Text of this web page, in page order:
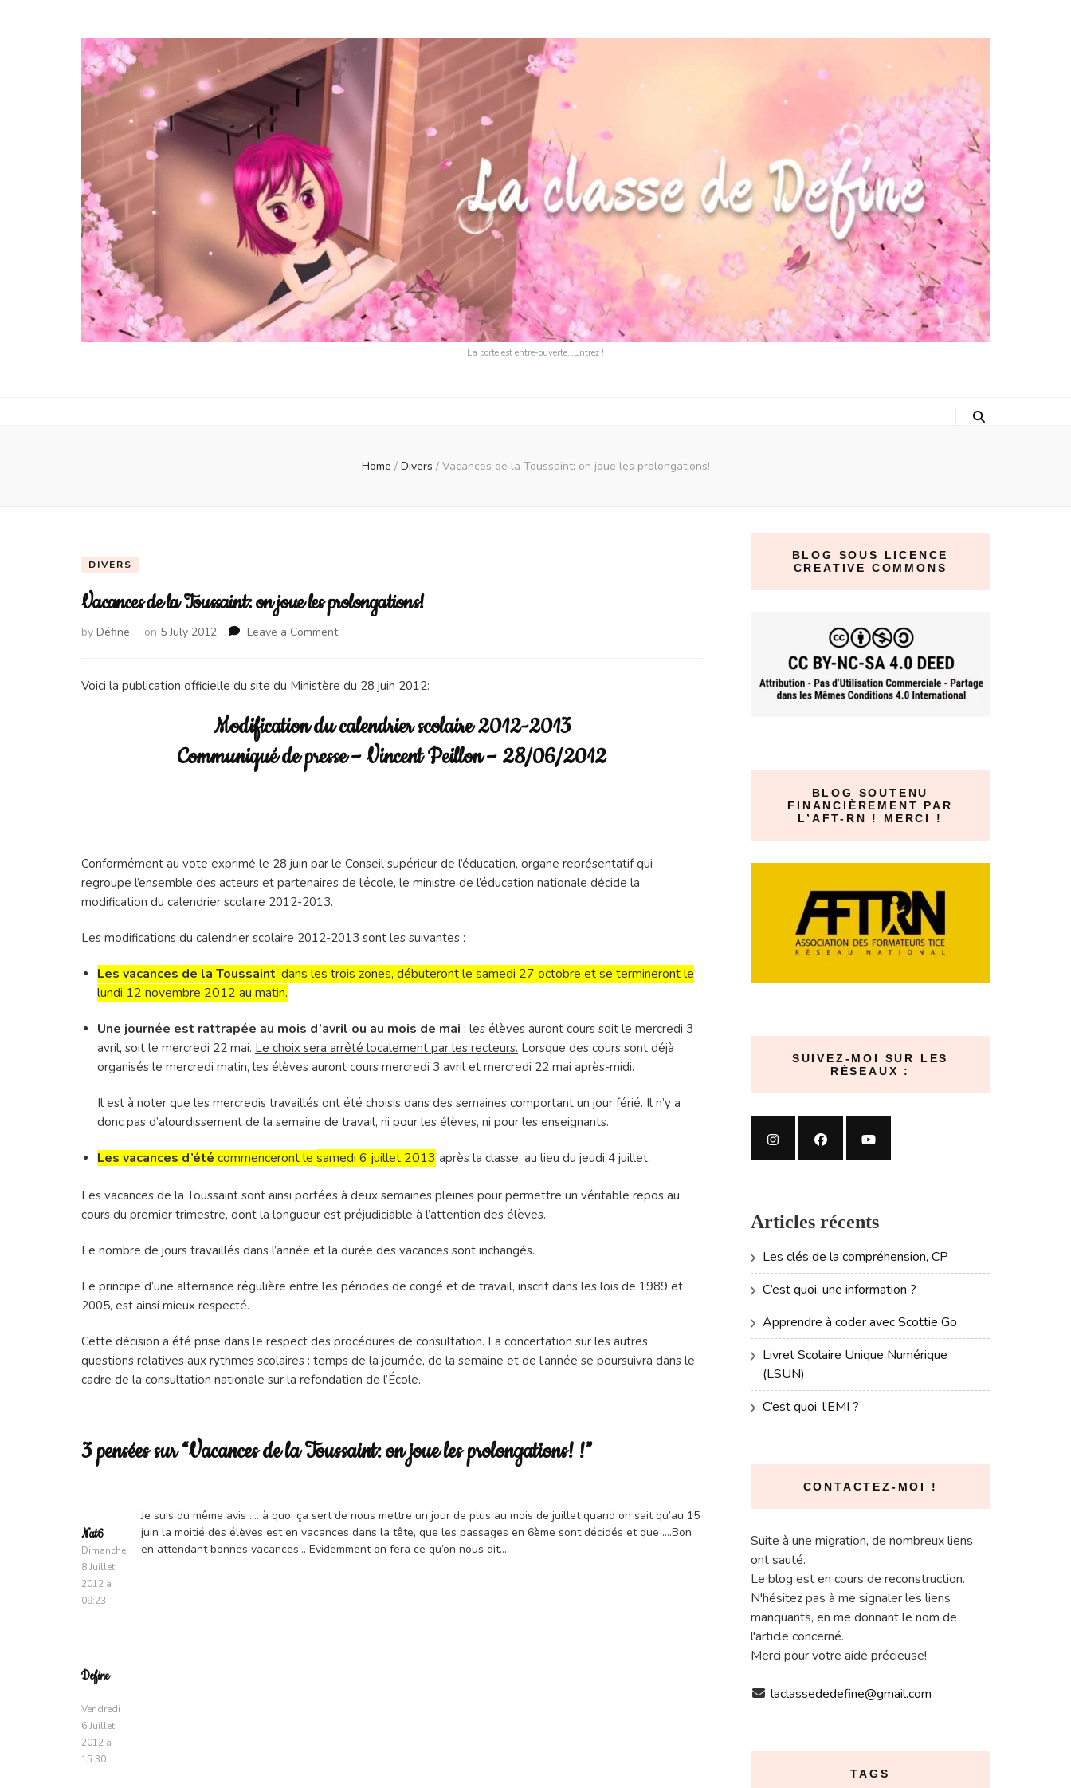
La porte est entre-ouverte…Entrez !
Home / Divers / Vacances de la Toussaint: on joue les prolongations!
DIVERS
Vacances de la Toussaint: on joue les prolongations!
by Défine on 5 July 2012 Leave a Commenton
la
joue
prolongations!
Voici la publication officielle du site du Ministère du 28 juin 2012:
Modification du calendrier scolaire 2012-2013
Communiqué de presse – Vincent Peillon– 28/06/2012
Conformément au vote exprimé le 28 juin par le Conseil supérieur de l’éducation, organe représentatif qui
regroupe l’ensemble des acteurs et partenaires de l’école, le ministre de l’éducation nationale décide la
modification du calendrier scolaire 2012-2013.
Les modifications du calendrier scolaire 2012-2013 sont les suivantes :
Les vacances de la Toussaint, dans les trois zones, débuteront le samedi 27 octobre et se termineront le
lundi 12 novembre 2012 au matin.
Une journée est rattrapée au mois d’avril ou au mois de mai : les élèves auront cours soit le mercredi 3
avril, soit le mercredi 22 mai. Le choix sera arrêté localement par les recteurs. Lorsque des cours sont déjà
organisés le mercredi matin, les élèves auront cours mercredi 3 avril et mercredi 22 mai après-midi.
Il est à noter que les mercredis travaillés ont été choisis dans des semaines comportant un jour férié. Il n’y a
donc pas d’alourdissement de la semaine de travail, ni pour les élèves, ni pour les enseignants.
Les vacances d’été commenceront le samedi 6 juillet 2013 après la classe, au lieu du jeudi 4 juillet.
Les vacances de la Toussaint sont ainsi portées à deux semaines pleines pour permettre un véritable repos au
cours du premier trimestre, dont la longueur est préjudiciable à l’attention des élèves.
Le nombre de jours travaillés dans l’année et la durée des vacances sont inchangés.
Le principe d’une alternance régulière entre les périodes de congé et de travail, inscrit dans les lois de 1989 et
2005, est ainsi mieux respecté.
Cette décision a été prise dans le respect des procédures de consultation. La concertation sur les autres
questions relatives aux rythmes scolaires : temps de la journée, de la semaine et de l’année se poursuivra dans le
cadre de la consultation nationale sur la refondation de l’École.
3 pensées sur “Vacances de la Toussaint: on joue les prolongations! !”
Nat6
Dimanche
8 Juillet
2012 à
09:23
Je suis du même avis …. à quoi ça sert de nous mettre un jour de plus au mois de juillet quand on sait qu’au 15
juin la moitié des élèves est en vacances dans la tête, que les passages en 6ème sont décidés et que ….Bon
en attendant bonnes vacances… Evidemment on fera ce qu’on nous dit….
Define
Vendredi
6 Juillet
2012 à
15:30
BLOG SOUS LICENCE
CREATIVE COMMONS
BLOG SOUTENU
FINANCIÈREMENT PAR
L’AFT-RN ! MERCI !
SUIVEZ-MOI SUR LES
RÉSEAUX :
Articles récents
Les clés de la compréhension, CP
C’est quoi, une information ?
Apprendre à coder avec Scottie Go
Livret Scolaire Unique Numérique
(LSUN)
C’est quoi, l’EMI ?
CONTACTEZ-MOI !
Suite à une migration, de nombreux liens
ont sauté.
Le blog est en cours de reconstruction.
N'hésitez pas à me signaler les liens
manquants, en me donnant le nom de
l'article concerné.
Merci pour votre aide précieuse!
laclassededefine@gmail.com
TAGS